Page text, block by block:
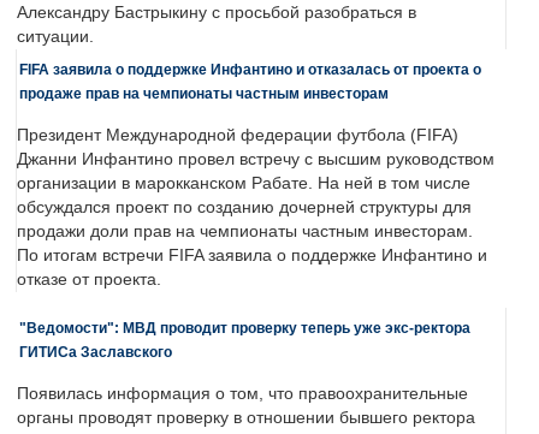
Александру Бастрыкину с просьбой разобраться в
ситуации.
FIFA заявила о поддержке Инфантино и отказалась от проекта о
продаже прав на чемпионаты частным инвесторам
Президент Международной федерации футбола (FIFA)
Джанни Инфантино провел встречу с высшим руководством
организации в марокканском Рабате. На ней в том числе
обсуждался проект по созданию дочерней структуры для
продажи доли прав на чемпионаты частным инвесторам.
По итогам встречи FIFA заявила о поддержке Инфантино и
отказе от проекта.
"Ведомости": МВД проводит проверку теперь уже экс-ректора
ГИТИСа Заславского
Появилась информация о том, что правоохранительные
органы проводят проверку в отношении бывшего ректора